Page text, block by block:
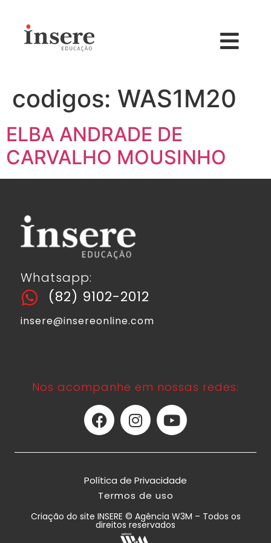
codigos: WAS1M20
ELBA ANDRADE DE
CARVALHO MOUSINHO
Whatsapp:
(82) 9102-2012
insere@insereonline.com
Nos acompanhe em nossas redes:
Política de Privacidade
Termos de uso
Criação do site INSERE © Agência W3M – Todos os
direitos reservados